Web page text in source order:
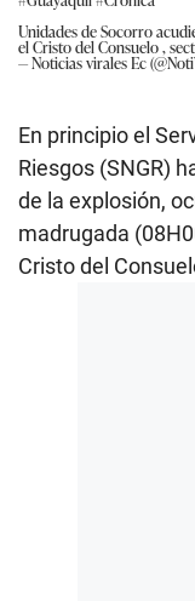
Unidades de Socorro
el Cristo del Consuelo ,
— Noticias virales Ec
En principio el
Riesgos (SNGR)
de la explosión,
madrugada
Cristo del